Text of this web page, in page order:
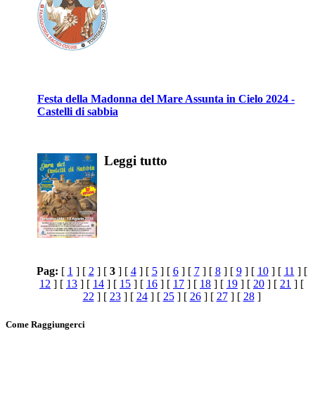
Festa della Madonna del Mare Assunta in Cielo 2024 -
Castelli di sabbia
Leggi tutto
Pag: [ 1 ] [ 2] [ 3] [ 4] [ 5] [ 6] [ 7] [ 8] [ 9] [ 10] [ 11 ] [
12 ] [ 13 ] [ 14 ] [ 15 ] [ 16 ] [ 17 ] [ 18 ] [ 19 ] [ 20 ] [ 21 ] [
22] [ 23] [ 24] [ 25] [ 26] [ 27] [ 28]
Come Raggiungerci